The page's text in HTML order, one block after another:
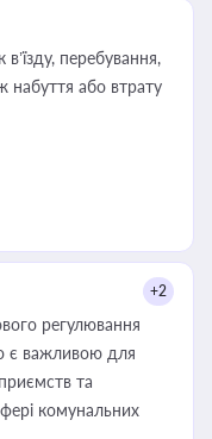
перебування,
набуття або втрату
+2
регулювання
є важливою для
та
комунальних